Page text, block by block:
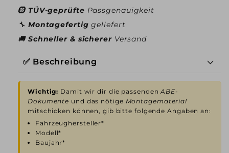
🛞 TÜV-geprüfte Passgenauigkeit
🔧 Montagefertiggeliefert
🚚 Schneller & sicherer Versand
✅ Beschreibung
Wichtig: Damit wir dir die passendenABE-
Dokumente und das nötige Montagematerial
mitschicken können, gib bitte folgende Angaben an:
Fahrzeughersteller*
Modell*
Baujahr*